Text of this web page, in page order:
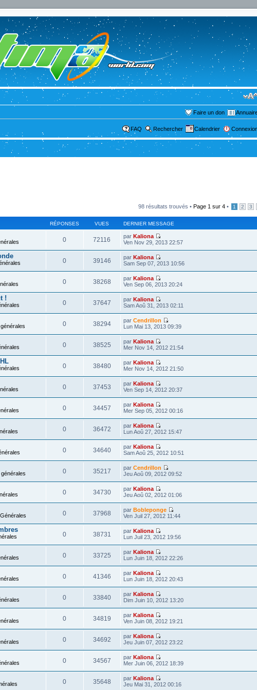
Faire un don
FAQ Rechercher Calendrier
98 résultats trouvés • Page 1 sur 4 • 1 2 3
RÉPONSES VUES DERNIER MESSAGE
0 72116 par Kaliona
Ven Nov 29, 2013 22:57
0 39146 par Kaliona
Sam Sep 07, 2013 10:56
0 38268 par Kaliona
Ven Sep 06, 2013 20:24
!
0 37647 par Kaliona
Sam Aoû 31, 2013 02:11
0 38294 par Cendrillon
Lun Mai 13, 2013 09:39
0 38525 par Kaliona
Mer Nov 14, 2012 21:54
0 38480 par Kaliona
Mer Nov 14, 2012 21:50
0 37453 par Kaliona
Ven Sep 14, 2012 20:37
0 34457 par Kaliona
Mer Sep 05, 2012 00:16
0 36472 par Kaliona
Lun Aoû 27, 2012 15:47
0 34640 par Kaliona
Sam Aoû 25, 2012 10:51
0 35217 par Cendrillon
Jeu Aoû 09, 2012 09:52
0 34730 par Kaliona
Jeu Aoû 02, 2012 01:06
0 37968 par Bobleponge
Ven Juil 27, 2012 11:44
0 38731 par Kaliona
Lun Juil 23, 2012 19:56
0 33725 par Kaliona
Lun Juin 18, 2012 22:26
0 41346 par Kaliona
Lun Juin 18, 2012 20:43
0 33840 par Kaliona
Dim Juin 10, 2012 13:20
0 34819 par Kaliona
Ven Juin 08, 2012 19:21
0 34692 par Kaliona
Jeu Juin 07, 2012 23:22
0 34567 par Kaliona
Mer Juin 06, 2012 18:39
0 35648 par Kaliona
Jeu Mai 31, 2012 00:16